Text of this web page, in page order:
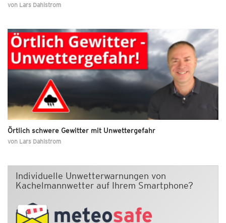
von Lars Dahlstrom
Örtlich schwere Gewitter mit Unwettergefahr
von Lars Dahlstrom
Individuelle Unwetterwarnungen von
Kachelmannwetter auf Ihrem Smartphone?